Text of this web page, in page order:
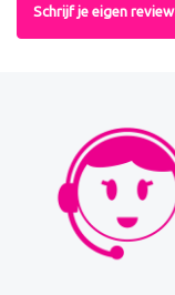
Schrijf je eigen review